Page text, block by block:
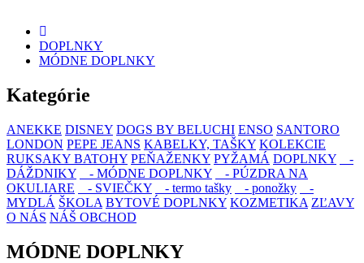
DOPLNKY
MÓDNE DOPLNKY
Kategórie
ANEKKE DISNEY DOGS BY BELUCHI ENSO SANTORO
LONDON PEPE JEANS KABELKY, TAŠKY KOLEKCIE
RUKSAKY BATOHY PEŇAŽENKY PYŽAMÁ DOPLNKY
-
DÁŽDNIKY
- MÓDNE DOPLNKY
- PÚZDRA NA
OKULIARE
- SVIEČKY - termo tašky - ponožky
-
MYDLÁ ŠKOLA BYTOVÉ DOPLNKY KOZMETIKA ZĽAVY
O NÁS NÁŠ OBCHOD
MÓDNE DOPLNKY